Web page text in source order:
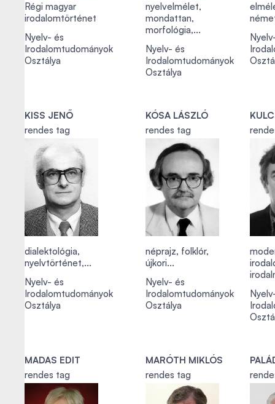
Régi magyar
irodalomtörténet
Nyelv- és
Irodalomtudományok
Osztálya
nyelvelmélet,
mondattan,
morfológia,...
Nyelv- és
Irodalomtudományok
Osztálya
KISS JENŐ
rendes tag
dialektológia,
nyelvtörténet,...
Nyelv- és
Irodalomtudományok
Osztálya
KÓSA LÁSZLÓ
rendes tag
néprajz, folklór,
újkori...
Nyelv- és
Irodalomtudományok
Osztálya
MADAS EDIT
rendes tag
MARÓTH MIKLÓS
rendes tag